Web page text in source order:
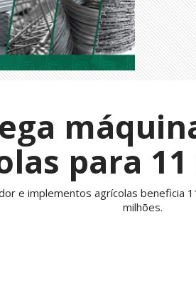
para
e implementos agrícolas beneficia
milhões.